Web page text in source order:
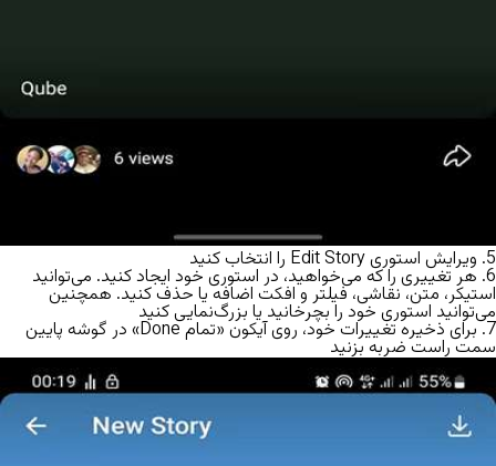
5. ویرایش استوری Edit Story را انتخاب کنید
6. هر تغییری را که می‌خواهید، در استوری خود ایجاد کنید. می‌توانید
استیکر، متن، نقاشی، فیلتر و افکت اضافه یا حذف کنید. همچنین
می‌توانید استوری خود را بچرخانید یا بزرگ‌نمایی کنید
7. برای ذخیره تغییرات خود، روی آیکون «تمام Done» در گوشه پایین
سمت راست ضربه بزنید